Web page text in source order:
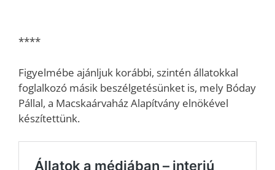
****
Figyelmébe ajánljuk korábbi, szintén állatokkal
foglalkozó másik beszélgetésünket is, mely Bóday
Pállal, a Macskaárvaház Alapítvány elnökével
készítettünk.